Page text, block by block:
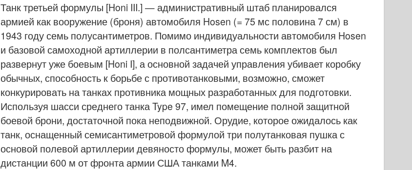
Танк третьей формулы [Honi III.] — административный штаб планировался
армией как вооружение (броня) автомобиля Hosen (= 75 мс половина 7 см) в
1943 году семь полусантиметров. Помимо индивидуальности автомобиля Hosen
и базовой самоходной артиллерии в полсантиметра семь комплектов был
развернут уже боевым [Honi I], а основной задачей управления убивает коробку
обычных, способность к борьбе с противотанковыми, возможно, сможет
конкурировать на танках противника мощных разработанных для подготовки.
Используя шасси среднего танка Type 97, имел помещение полной защитной
боевой брони, достаточной пока неподвижной. Орудие, которое ожидалось как
танк, оснащенный семисантиметровой формулой три полутанковая пушка с
основой полевой артиллерии девяносто формулы, может быть разбит на
дистанции 600 м от фронта армии США танками M4.